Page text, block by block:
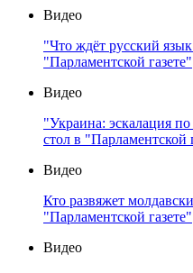
Видео
"Что ждёт русский
"Парламентской газете"
Видео
"Украина: эскалация
стол в "Парламентской
Видео
Кто развяжет
"Парламентской газете"
Видео